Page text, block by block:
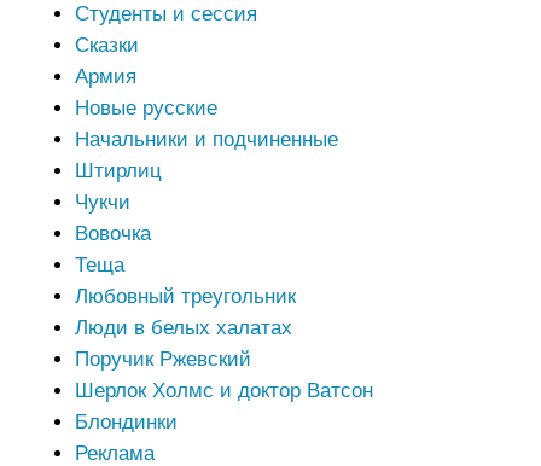
Студенты и сессия
Сказки
Армия
Новые русские
Начальники и подчиненные
Штирлиц
Чукчи
Вовочка
Теща
Любовный треугольник
Люди в белых халатах
Поручик Ржевский
Шерлок Холмс и доктор Ватсон
Блондинки
Реклама